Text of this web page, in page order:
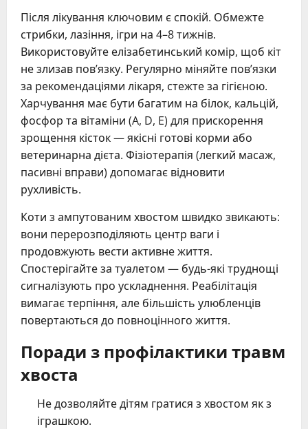
Після лікування ключовим є спокій. Обмежте
стрибки, лазіння, ігри на 4–8 тижнів.
Використовуйте елізабетинський комір, щоб кіт
не злизав пов’язку. Регулярно міняйте пов’язки
за рекомендаціями лікаря, стежте за гігієною.
Харчування має бути багатим на білок, кальцій,
фосфор та вітаміни (A, D, E) для прискорення
зрощення кісток — якісні готові корми або
ветеринарна дієта. Фізіотерапія (легкий масаж,
пасивні вправи) допомагає відновити
рухливість.
Коти з ампутованим хвостом швидко звикають:
вони перерозподіляють центр ваги і
продовжують вести активне життя.
Спостерігайте за туалетом — будь-які труднощі
сигналізують про ускладнення. Реабілітація
вимагає терпіння, але більшість улюбленців
повертаються до повноцінного життя.
Поради з профілактики травм
хвоста
Не дозволяйте дітям гратися з хвостом як з
іграшкою.